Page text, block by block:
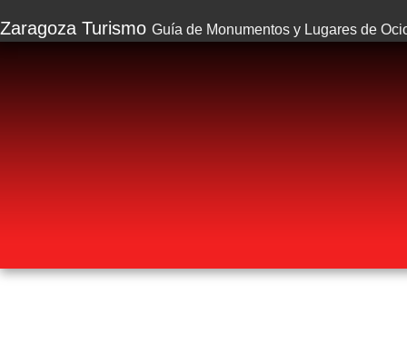
Zaragoza Turismo Guía de Monumentos y Lugares de